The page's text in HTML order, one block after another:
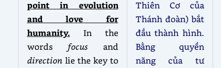
point in evolution
and love for
humanity. In the
words focus and
direction lie the key to
Thiên Cơ của
Thánh đoàn) bắt
đầu thành hình.
Bằng quyền
năng của tư